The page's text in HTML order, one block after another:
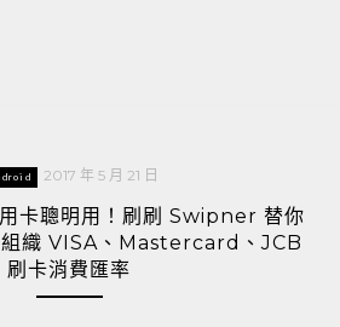
2017 年 5 月 21 日
卡聰明用！刷刷 Swipner 替你
組織 VISA、Mastercard、JCB
刷卡消費匯率